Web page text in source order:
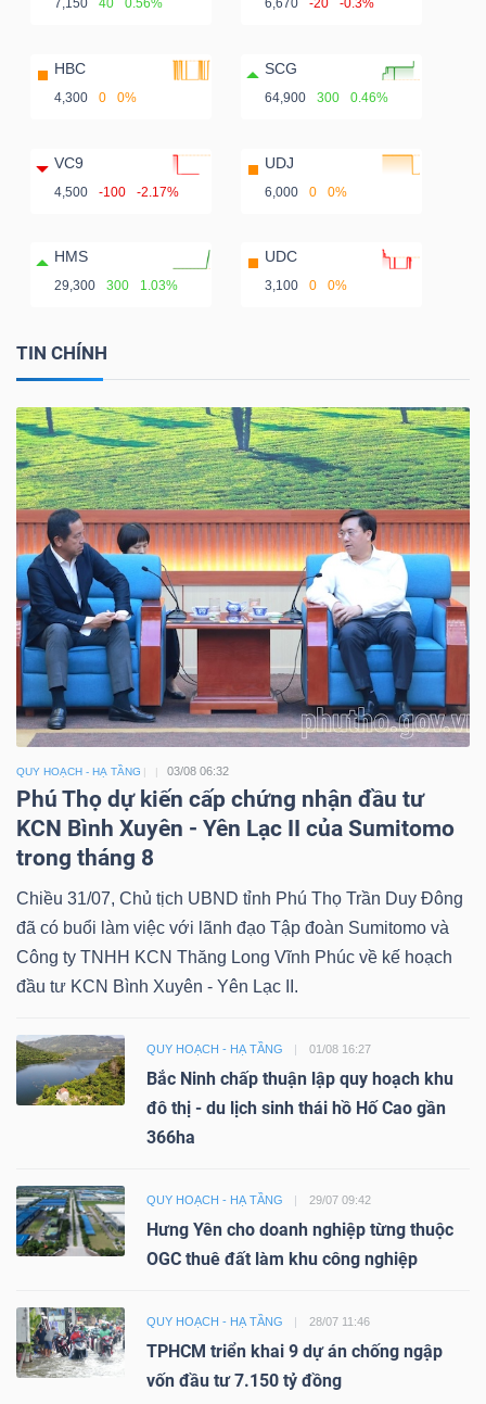
7,150 40 0.56% 6,670 -20 -0.3%
HBC
4,300 0 0%
SCG
64,900 300 0.46%
VC9
4,500 -100 -2.17%
UDJ
6,000 0 0%
HMS
29,300 300 1.03%
UDC
3,100 0 0%
TIN CHÍNH
QUY HOẠCH - HẠ TẦNG 03/08 06:32
Phú Thọ dự kiến cấp chứng nhận đầu tư
KCN Bình Xuyên - Yên Lạc II của Sumitomo
trong tháng 8
Chiều 31/07, Chủ tịch UBND tỉnh Phú Thọ Trần Duy Đông
đã có buổi làm việc với lãnh đạo Tập đoàn Sumitomo và
Công ty TNHH KCN Thăng Long Vĩnh Phúc về kế hoạch
đầu tư KCN Bình Xuyên - Yên Lạc II.
QUY HOẠCH - HẠ TẦNG 01/08 16:27
Bắc Ninh chấp thuận lập quy hoạch khu
đô thị - du lịch sinh thái hồ Hố Cao gần
366ha
QUY HOẠCH - HẠ TẦNG 29/07 09:42
Hưng Yên cho doanh nghiệp từng thuộc
OGC thuê đất làm khu công nghiệp
QUY HOẠCH - HẠ TẦNG 28/07 11:46
TPHCM triển khai 9 dự án chống ngập
vốn đầu tư 7.150 tỷ đồng